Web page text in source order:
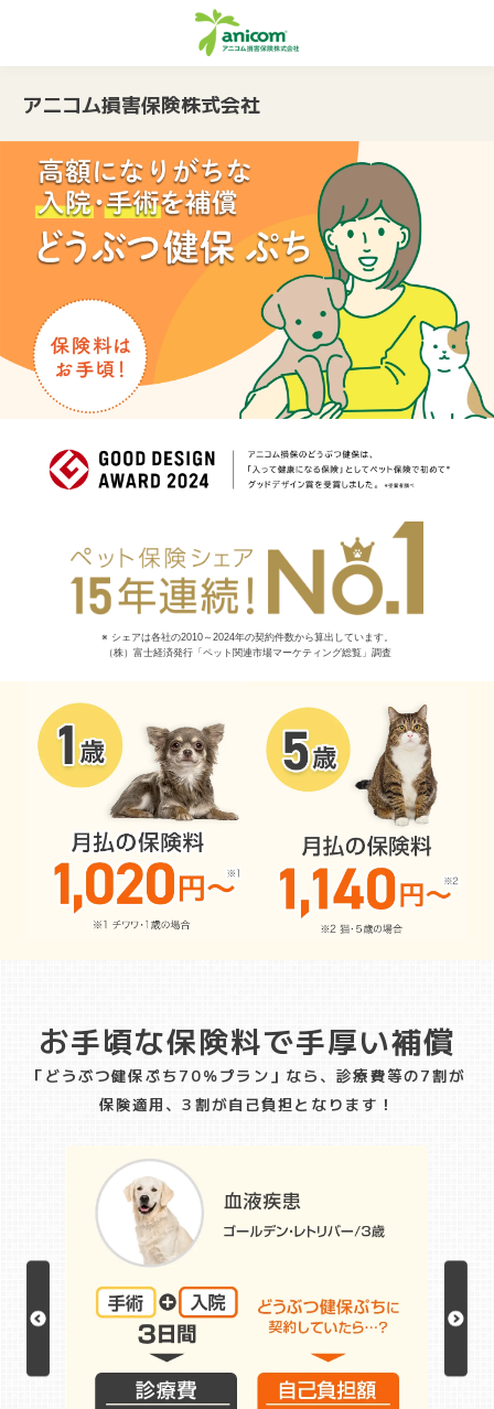
アニコム損害保険株式会社
※ シェアは各社の2010～2024年の契約件数から算出しています。
（株）富士経済発行「ペット関連市場マーケティング総覧」調査
お手頃な保険料で手厚い補償
「どうぶつ健保ぷち70％プラン」なら、診療費等の7割が
保険適用、3割が自己負担となります！